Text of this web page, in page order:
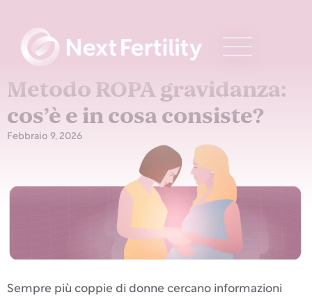
Metodo ROPA gravidanza:
cos’è e in cosa consiste?
Febbraio 9, 2026
Sempre più coppie di donne cercano informazioni